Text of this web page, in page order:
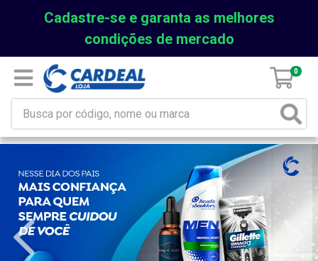
Cadastre-se e garanta as melhores
condições de mercado
0